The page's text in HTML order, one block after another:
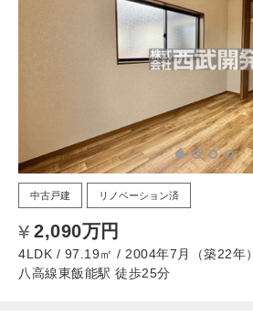
中古戸建 リノベーション済
2,090万円
4LDK / 97.19㎡ / 2004年7月（築22年）
八高線東飯能駅 徒歩25分